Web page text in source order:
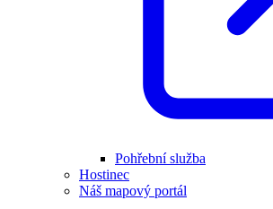
Pohřební služba
Hostinec
Náš mapový portál